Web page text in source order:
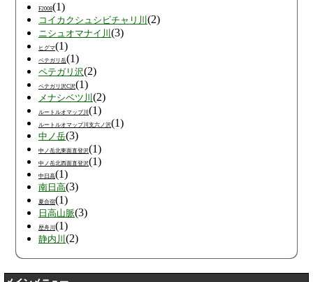
F2008(1)
コイカクシュシビチャリ川 (2)
ニシュオマナイ川 (3)
ヒグマ(1)
ペテガリ岳(1)
ペテガリ沢(2)
ペテガリ沢C沢(1)
メナシベツ川 (2)
ルートルオマップ川 (1)
ルートルオマップ川支六ノ沢(1)
中ノ岳(3)
中ノ岳北東面直登沢(1)
中ノ岳北西面直登沢(1)
中日高(1)
南日高(3)
夏合宿(1)
日高山脈(3)
歴舟川 (1)
静内川 (2)